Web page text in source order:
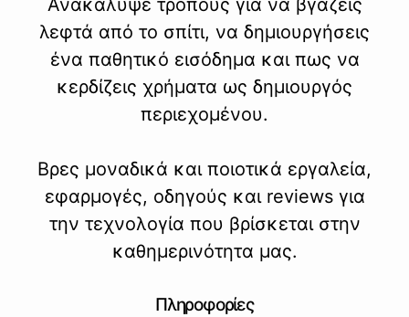
Ανακάλυψε τρόπους για να βγάζεις
λεφτά από το σπίτι, να δημιουργήσεις
ένα παθητικό εισόδημα και πως να
κερδίζεις χρήματα ως δημιουργός
περιεχομένου.
Βρες μοναδικά και ποιοτικά εργαλεία,
εφαρμογές, οδηγούς και reviews για
την τεχνολογία που βρίσκεται στην
καθημερινότητα μας.
Πληροφορίες